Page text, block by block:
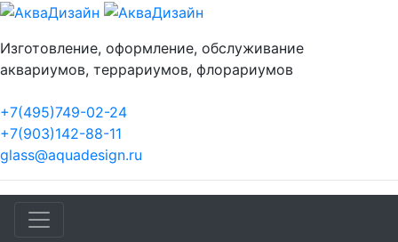
Изготовление, оформление, обслуживание
аквариумов, террариумов, флорариумов
+7(495)749-02-24
+7(903)142-88-11
glass@aquadesign.ru